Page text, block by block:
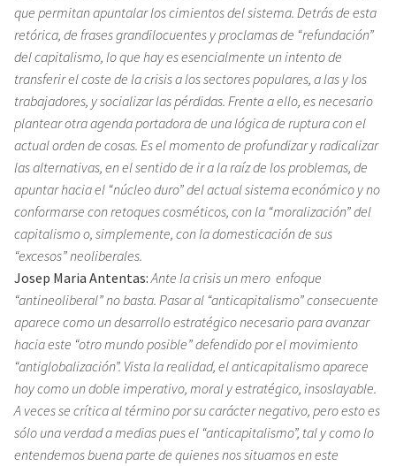
que permitan apuntalar los cimientos del sistema. Detrás de esta
retórica, de frases grandilocuentes y proclamas de “refundación”
del capitalismo, lo que hay es esencialmente un intento de
transferir el coste de la crisis a los sectores populares, a las y los
trabajadores, y socializar las pérdidas. Frente a ello, es necesario
plantear otra agenda portadora de una lógica de ruptura con el
actual orden de cosas. Es el momento de profundizar y radicalizar
las alternativas, en el sentido de ir a la raíz de los problemas, de
apuntar hacia el “núcleo duro” del actual sistema económico y no
conformarse con retoques cosméticos, con la “moralización” del
capitalismo o, simplemente, con la domesticación de sus
“excesos” neoliberales.
Josep Maria Antentas: Ante la crisis un mero enfoque
“antineoliberal” no basta. Pasar al “anticapitalismo” consecuente
aparece como un desarrollo estratégico necesario para avanzar
hacia este “otro mundo posible” defendido por el movimiento
“antiglobalización”. Vista la realidad, el anticapitalismo aparece
hoy como un doble imperativo, moral y estratégico, insoslayable.
A veces se crítica al término por su carácter negativo, pero esto es
sólo una verdad a medias pues el “anticapitalismo”, tal y como lo
entendemos buena parte de quienes nos situamos en este